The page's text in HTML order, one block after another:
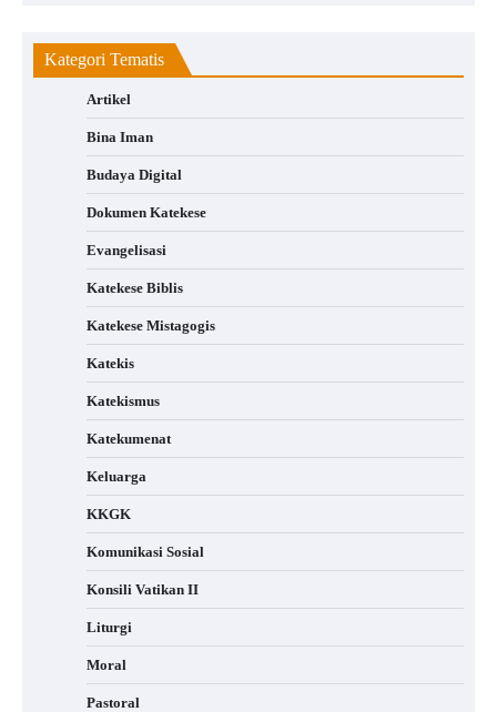
Kategori Tematis
Artikel
Bina Iman
Budaya Digital
Dokumen Katekese
Evangelisasi
Katekese Biblis
Katekese Mistagogis
Katekis
Katekismus
Katekumenat
Keluarga
KKGK
Komunikasi Sosial
Konsili Vatikan II
Liturgi
Moral
Pastoral